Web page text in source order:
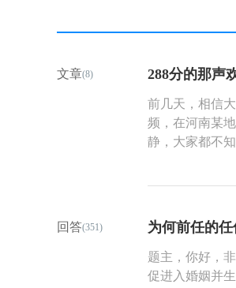
文章(8) 288分的那声
前几天，相信
频，在河南某
静，大家都不
庭最珍贵的礼
——它刺破了一
只剩下冰冷的
看到了家庭的
回答(351) 为何前任的任
题主，你好，
促进入婚姻并